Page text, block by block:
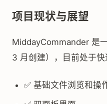
项目现状与展望
MiddayCommander 是
3 月创建），目前处于快
✅ 基础文件浏览和操